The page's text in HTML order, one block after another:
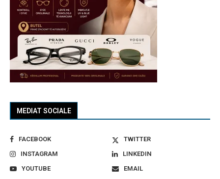
MEDIAT SOCIALE
FACEBOOK
TWITTER
INSTAGRAM
LINKEDIN
YOUTUBE
EMAIL